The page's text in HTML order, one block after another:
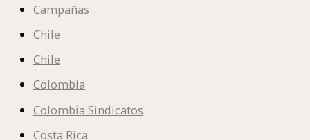
Campañas
Chile
Chile
Colombia
Colombia Sindicatos
Costa Rica